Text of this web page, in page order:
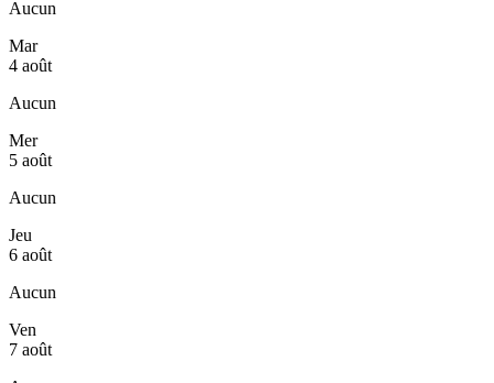
Aucun
Mar
4 août
Aucun
Mer
5 août
Aucun
Jeu
6 août
Aucun
Ven
7 août